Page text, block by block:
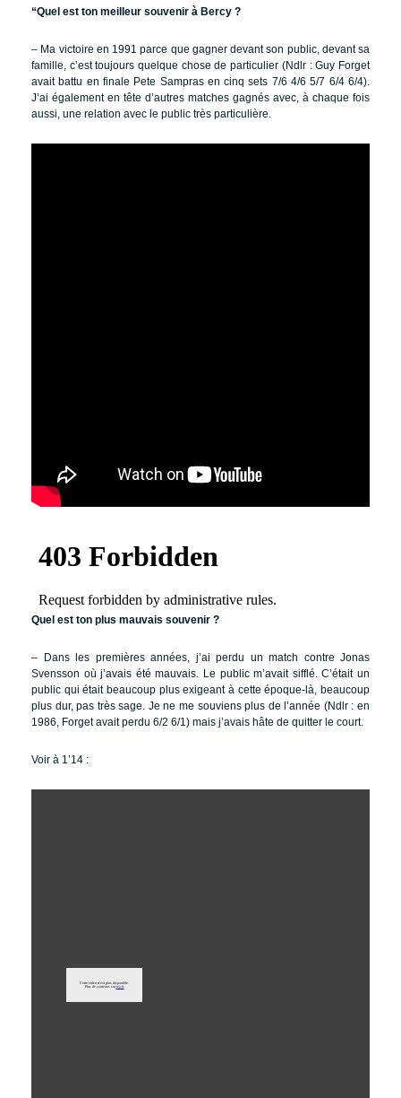
“Quel est ton meilleur souvenir à Bercy ?
– Ma victoire en 1991 parce que gagner devant son public, devant sa
famille, c’est toujours quelque chose de particulier (Ndlr : Guy Forget
avait battu en finale Pete Sampras en cinq sets 7/6 4/6 5/7 6/4 6/4).
J’ai également en tête d’autres matches gagnés avec, à chaque fois
aussi, une relation avec le public très particulière.
Quel est ton plus mauvais souvenir ?
– Dans les premières années, j’ai perdu un match contre Jonas
Svensson où j’avais été mauvais. Le public m’avait sifflé. C’était un
public qui était beaucoup plus exigeant à cette époque-là, beaucoup
plus dur, pas très sage. Je ne me souviens plus de l’année (Ndlr : en
1986, Forget avait perdu 6/2 6/1) mais j’avais hâte de quitter le court.
Voir à 1’14 :